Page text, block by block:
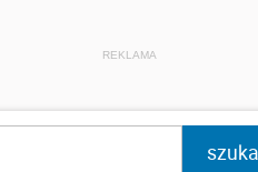
REKLAMA